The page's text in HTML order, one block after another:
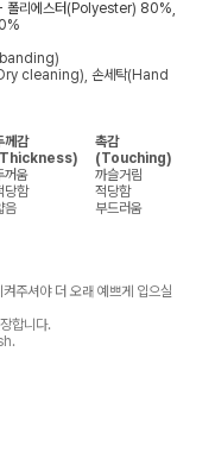
폴리에스터(Polyester) 80%,
banding)
cleaning), 손세탁(Hand
께감
촉감
(Touching)
꺼움
까슬거림
당함
적당함
음
부드러움
주셔야 더 오래 예쁘게 입으실
합니다.